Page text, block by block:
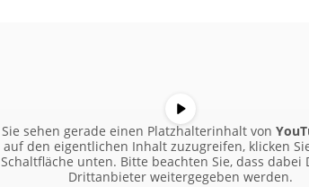
Sie sehen gerade einen Platzhalterinhalt von
auf den eigentlichen Inhalt zuzugreifen, klicken
Schaltfläche unten. Bitte beachten Sie, dass dabei
Drittanbieter weitergegeben werden.